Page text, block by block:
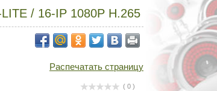
/ 16-IP 1080P H.265
Распечатать страницу
( 0 )